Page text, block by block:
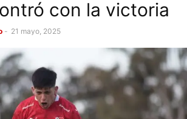
con la victoria
- 21 mayo, 2025